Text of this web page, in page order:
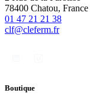
78400 Chatou, France
01 47 21 21 38
clf@cleferm.fr
Boutique